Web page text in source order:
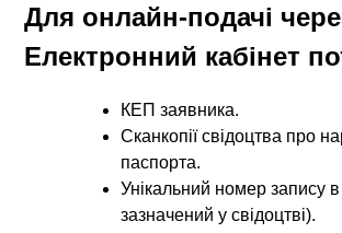
Для онлайн-подачі
Електронний кабінет
КЕП заявника.
Сканкопії свідоцтва про
паспорта.
Унікальний номер запису
зазначений у свідоцтві).